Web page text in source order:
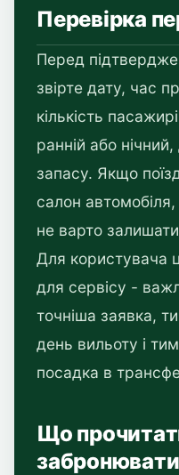
Перевірка
Перед
звірте дату, час
кількість
ранній або
запасу. Якщо
салон автомобіля,
не варто
Для користувача
для сервісу -
точніша заявка,
день вильоту і
посадка в
Що
забронювати